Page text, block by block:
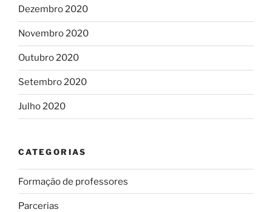
Dezembro 2020
Novembro 2020
Outubro 2020
Setembro 2020
Julho 2020
CATEGORIAS
Formação de professores
Parcerias